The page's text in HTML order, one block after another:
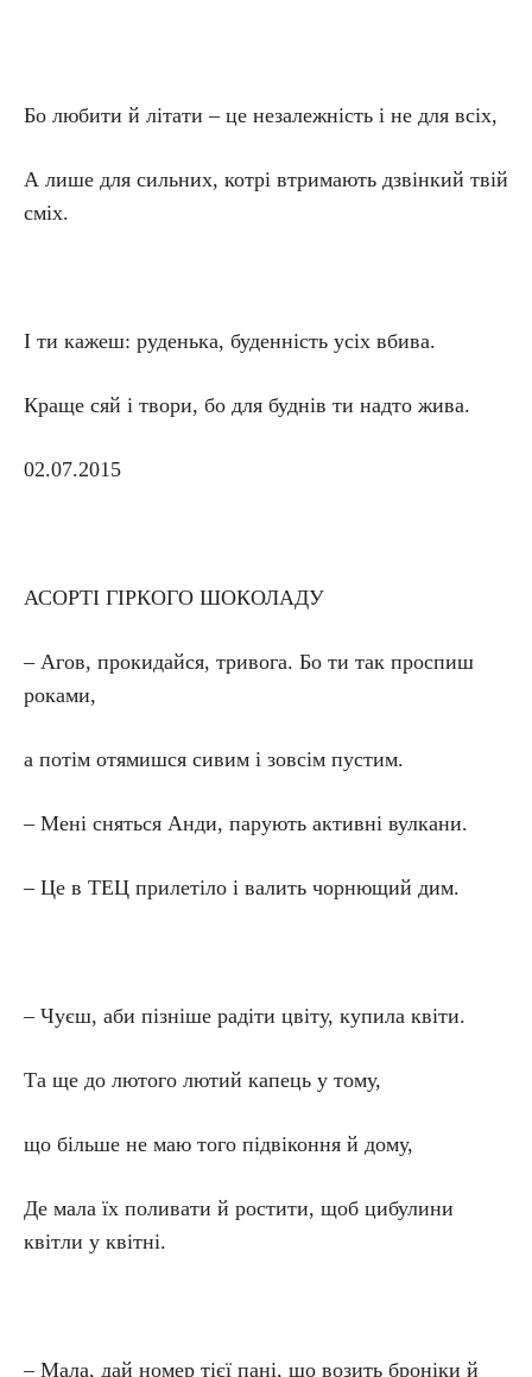
Бо любити й літати – це незалежність і не для всіх,
А лише для сильних, котрі втримають дзвінкий твій
сміх.
І ти кажеш: руденька, буденність усіх вбива.
Краще сяй і твори, бо для буднів ти надто жива.
02.07.2015
АСОРТІ ГІРКОГО ШОКОЛАДУ
– Агов, прокидайся, тривога. Бо ти так проспиш
роками,
а потім отямишся сивим і зовсім пустим.
– Мені сняться Анди, парують активні вулкани.
– Це в ТЕЦ прилетіло і валить чорнющий дим.
– Чуєш, аби пізніше радіти цвіту, купила квіти.
Та ще до лютого лютий капець у тому,
що більше не маю того підвіконня й дому,
Де мала їх поливати й ростити, щоб цибулини
квітли у квітні.
– Мала, дай номер тієї пані, що возить броніки й